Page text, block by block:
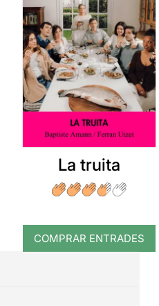
La truita
COMPRAR ENTRADES